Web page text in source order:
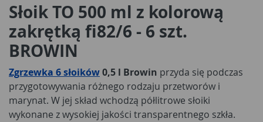
Słoik TO 500 ml z kolorową
zakrętką fi82/6 - 6 szt.
BROWIN
Zgrzewka 6 słoików0,5 l Browin przyda się podczas
przygotowywania różnego rodzaju przetworów i
marynat. W jej skład wchodzą półlitrowe słoiki
wykonane z wysokiej jakości transparentnego szkła.